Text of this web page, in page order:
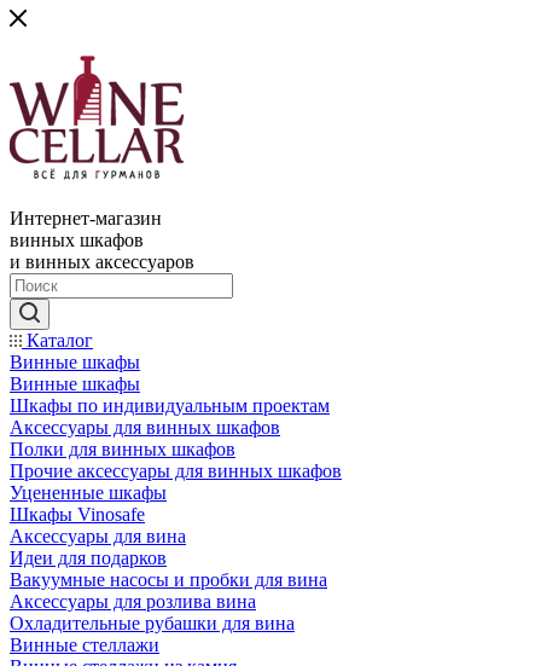
Интернет-магазин
винных шкафов
и винных аксессуаров
Каталог
Винные шкафы
Винные шкафы
Шкафы по индивидуальным проектам
Аксессуары для винных шкафов
Полки для винных шкафов
Прочие аксессуары для винных шкафов
Уцененные шкафы
Шкафы Vinosafe
Аксессуары для вина
Идеи для подарков
Вакуумные насосы и пробки для вина
Аксессуары для розлива вина
Охладительные рубашки для вина
Винные стеллажи